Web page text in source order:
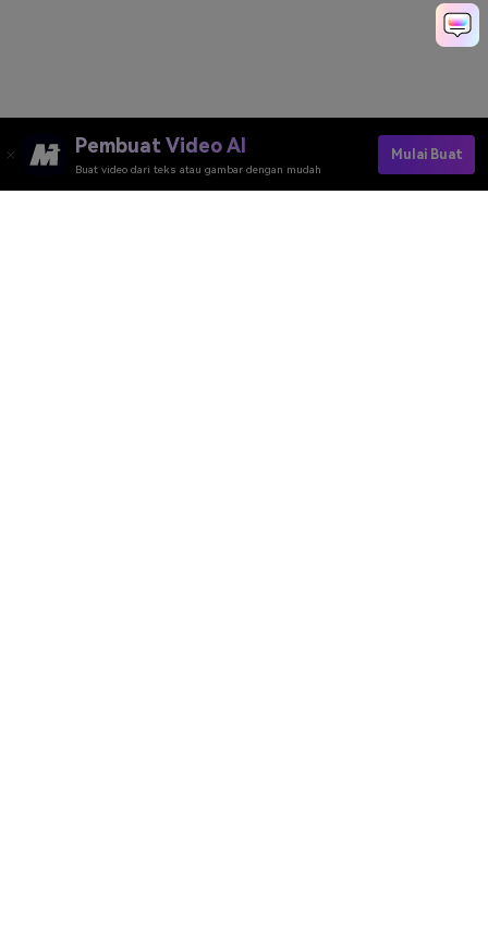
Pembuat Video AI
Buat video dari teks atau gambar dengan mudah
Mulai Buat